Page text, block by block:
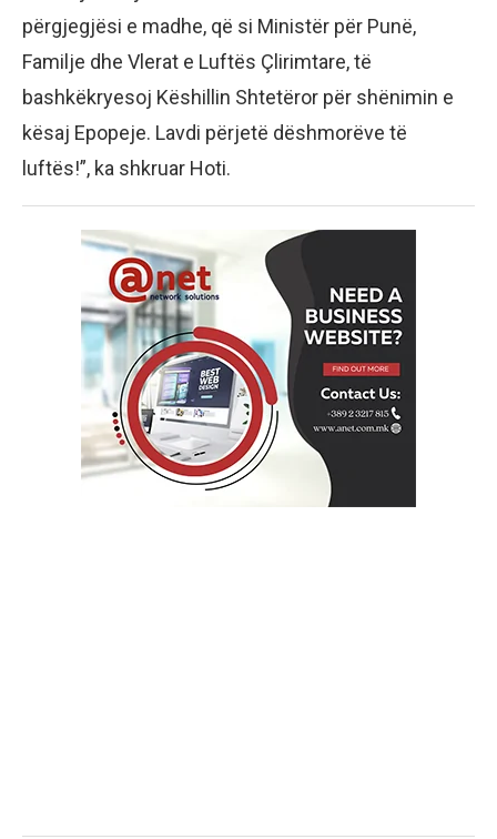
përgjegjësi e madhe, që si Ministër për Punë,
Familje dhe Vlerat e Luftës Çlirimtare, të
bashkëkryesoj Këshillin Shtetëror për shënimin e
kësaj Epopeje. Lavdi përjetë dëshmorëve të
luftës!”, ka shkruar Hoti.